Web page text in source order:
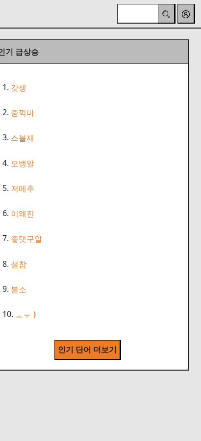
기 급상승
1. 갓생
2. 중꺽마
3. 스블재
4. 오뱅알
5. 저메추
6. 이왜진
7. 좋댓구알
8. 설참
9. 불소
10. ㅗㅜㅑ
인기 단어 더보기